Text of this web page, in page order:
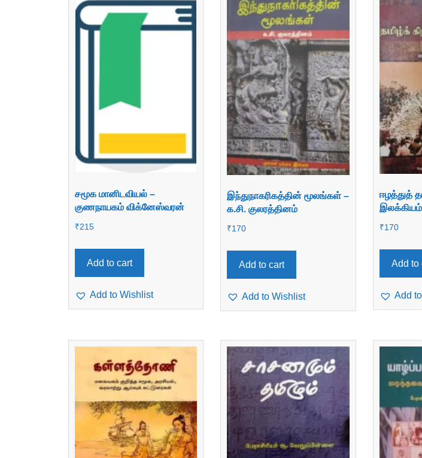
சமூக மானிடவியல் –
குணநாயகம் விக்னேஸ்வரன்
₹215
Add to cart
Add to Wishlist
இந்துநாகரிகத்தின் மூலங்கள் –
க.சி. குலரத்தினம்
₹170
Add to cart
Add to Wishlist
ஈழத்துத்
₹170
Add to
Add